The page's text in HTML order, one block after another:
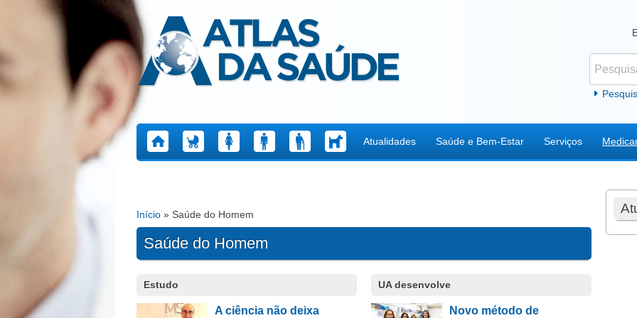
Atlas da Saúde
Atualidades Saúde e Bem-Estar Serviços
Está aqui
Início » Saúde do Homem
Saúde do Homem
Estudo
A ciência não deixa
UA desenvolve
Novo método de
Páginas